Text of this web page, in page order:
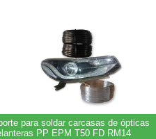
para soldar carcasas de ópticas
PP EPM T50 FD RM14